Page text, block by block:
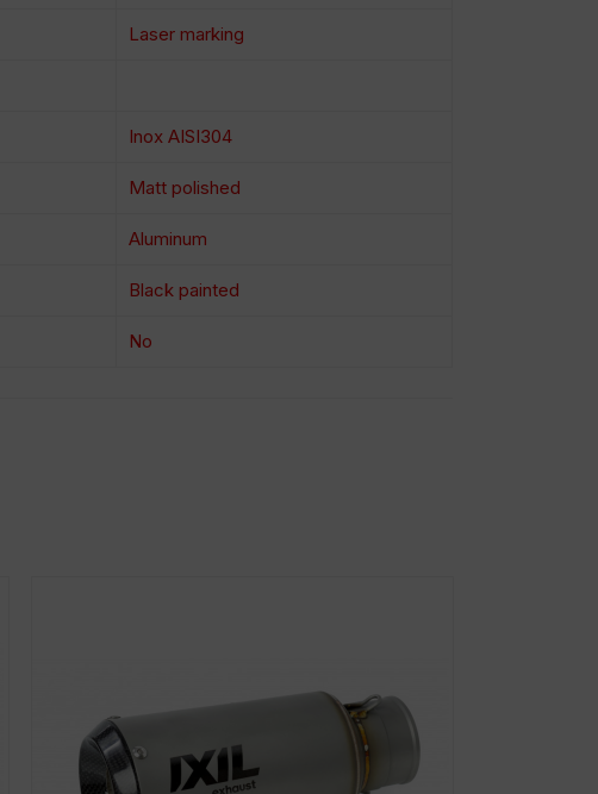
Laser marking
Inox AISI304
Matt polished
Aluminum
Black painted
No